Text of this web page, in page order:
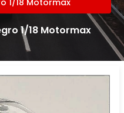
1/18 Motormax